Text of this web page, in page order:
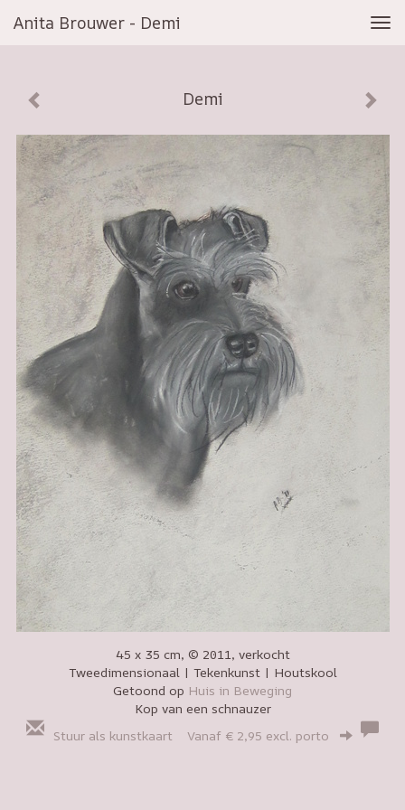
Anita Brouwer - Demi
Demi
45 x 35 cm, © 2011, verkocht
Tweedimensionaal | Tekenkunst | Houtskool
Getoond op Huis in Beweging
Kop van een schnauzer
Stuur als kunstkaart Vanaf € 2,95 excl. porto